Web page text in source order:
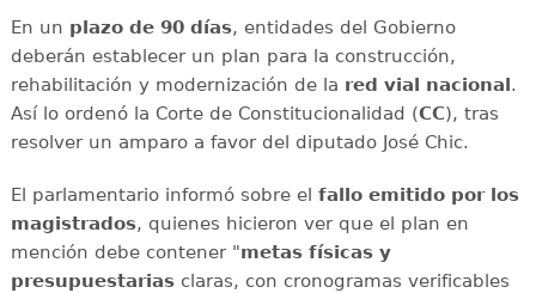
En un plazo de 90 días, entidades del Gobierno
deberán establecer un plan para la construcción,
rehabilitación y modernización de la red vial nacional.
Así lo ordenó la Corte de Constitucionalidad (CC), tras
resolver un amparo a favor del diputado José Chic.
El parlamentario informó sobre el fallo emitido por los
magistrados, quienes hicieron ver que el plan en
mención debe contener "metas físicas y
presupuestariasclaras, con cronogramas verificables